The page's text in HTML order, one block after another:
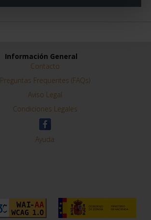
Información General
Contacto
Preguntas Frequentes (FAQs)
Aviso Legal
Condiciones Legales
Ayuda